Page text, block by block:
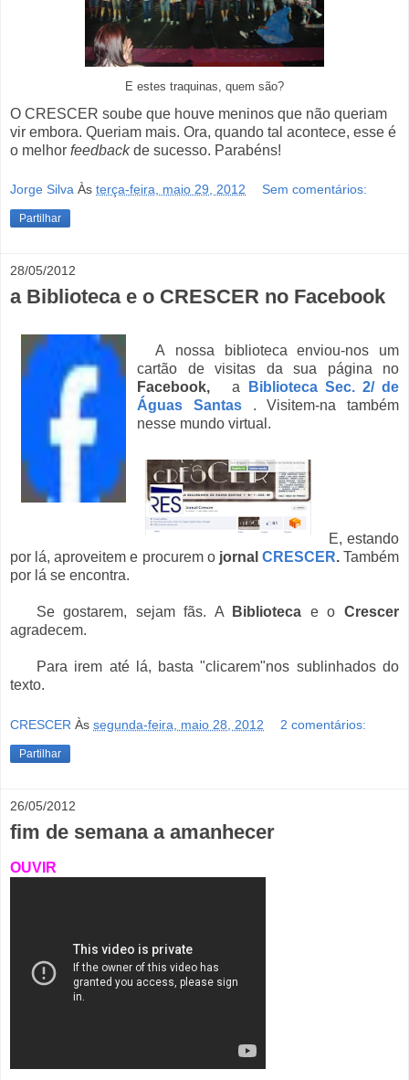
E estes traquinas, quem são?
O CRESCER soube que houve meninos que não queriam
vir embora. Queriam mais. Ora, quando tal acontece, esse é
o melhor feedbackde sucesso. Parabéns!
Jorge Silva Às terça-feira, maio 29, 2012 Sem comentários:
Partilhar
28/05/2012
a Biblioteca e o CRESCER no Facebook
A nossa biblioteca enviou-nos um
cartão de visitas da sua página no
Facebook, a
Biblioteca Sec. 2/ de
Águas Santas. Visitem-na também
nesse mundo virtual.
E, estando
por lá, aproveitem e procurem o jornal CRESCER. Também
por lá se encontra.
Se gostarem, sejam fãs. A Biblioteca e oCrescer
agradecem.
Para irem até lá, basta "clicarem"nos sublinhados do
texto.
CRESCER Às segunda-feira, maio 28, 2012 2 comentários:
Partilhar
26/05/2012
fim de semana a amanhecer
OUVIR